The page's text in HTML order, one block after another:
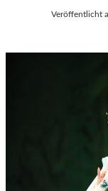
Veröffentlicht